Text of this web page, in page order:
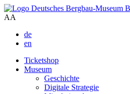
AA
de
en
Ticketshop
Museum
Geschichte
Digitale Strategie